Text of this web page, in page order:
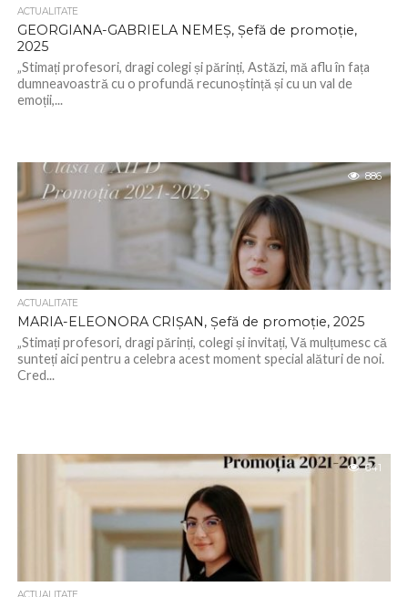
ACTUALITATE
GEORGIANA-GABRIELA NEMEȘ, Șefă de promoție,
2025
„Stimați profesori, dragi colegi și părinți, Astăzi, mă aflu în fața
dumneavoastră cu o profundă recunoștință și cu un val de
emoții,...
886
ACTUALITATE
MARIA-ELEONORA CRIȘAN, Șefă de promoție, 2025
„Stimați profesori, dragi părinți, colegi și invitați, Vă mulțumesc că
sunteți aici pentru a celebra acest moment special alături de noi.
Cred...
641